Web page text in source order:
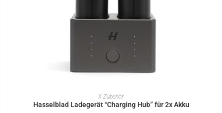
IN DEN WARENKORB
X-Zubehör
Hasselblad Ladegerät “Charging Hub” für 2x Akku